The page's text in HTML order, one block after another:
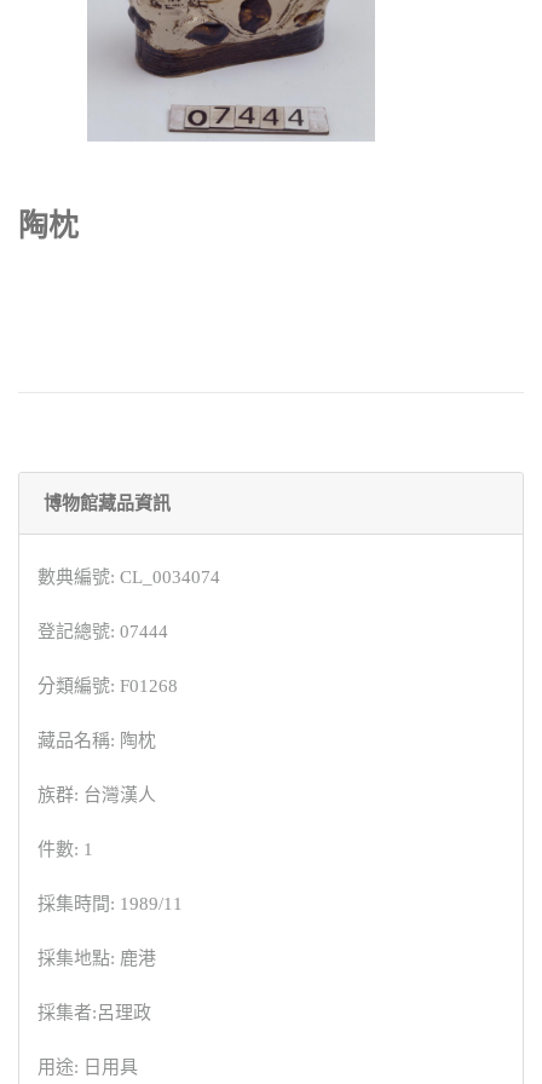
陶枕
博物館藏品資訊
數典編號: CL_0034074
登記總號: 07444
分類編號: F01268
藏品名稱: 陶枕
族群: 台灣漢人
件數: 1
採集時間: 1989/11
採集地點: 鹿港
採集者:呂理政
用途: 日用具